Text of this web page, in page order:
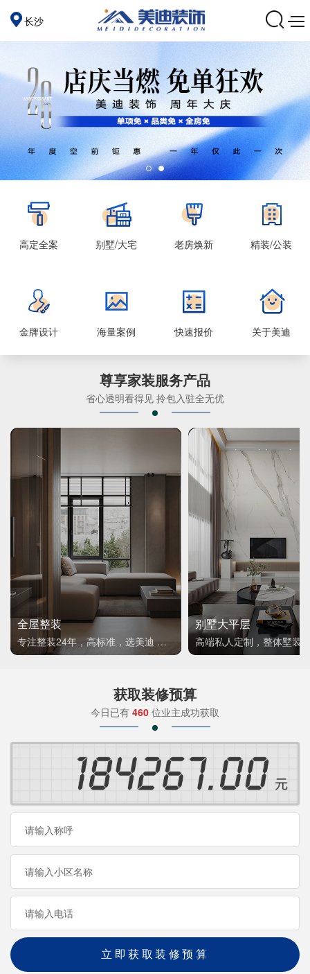
长沙
高定全案 别墅/大宅 老房焕新 精装/公装
金牌设计 海量案例 快速报价 关于美迪
尊享家装服务产品
省心透明看得见 拎包入驻全无优
全屋整装
专注整装24年，高标准，选美迪 十年后仍爱我家
别墅大平层
高端私人定制，整体墅装
获取装修预算
今日已有 460 位业主成功获取
立即获取装修预算